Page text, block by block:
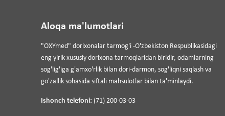
Aloqa ma'lumotlari
"OXYmed" dorixonalar tarmog'i -O'zbekiston Respublikasidagi
eng yirik xususiy dorixona tarmoqlaridan biridir, odamlarning
sog'lig'iga g'amxo'rlik bilan dori-darmon, sog'liqni saqlash va
go'zallik sohasida siftali mahsulotlar bilan ta'minlaydi.
Ishonch telefoni: (71) 200-03-03